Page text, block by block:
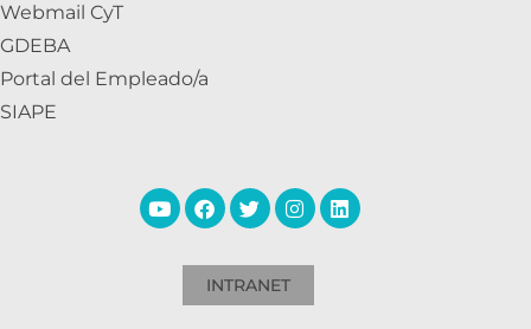
Webmail CyT
GDEBA
Portal del Empleado/a
SIAPE
INTRANET